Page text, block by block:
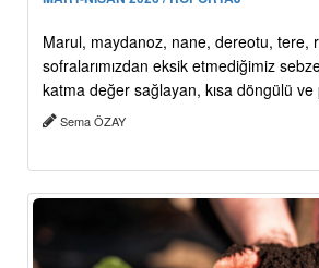
Marul, maydanoz, nane, dereotu, tere,
sofralarımızdan eksik etmediğimiz
katma değer sağlayan, kısa döngülü ve
Sema ÖZAY